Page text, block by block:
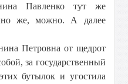
Павленко тут же
же, можно. А далее
Петровна от щедрот
за государственный
бутылок и угостила